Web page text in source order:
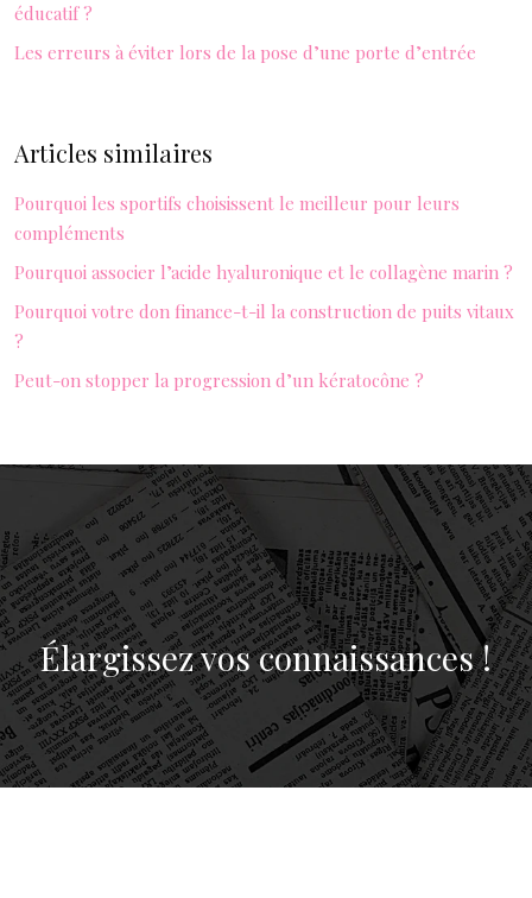
éducatif ?
Les erreurs à éviter lors de la pose d’une porte d’entrée
Articles similaires
Pourquoi les sportifs choisissent le meilleur pour leurs
compléments
Pourquoi associer l’acide hyaluronique et le collagène marin ?
Pourquoi votre don finance-t-il la construction de puits vitaux
?
Peut-on stopper la progression d’un kératocône ?
Élargissez vos connaissances !